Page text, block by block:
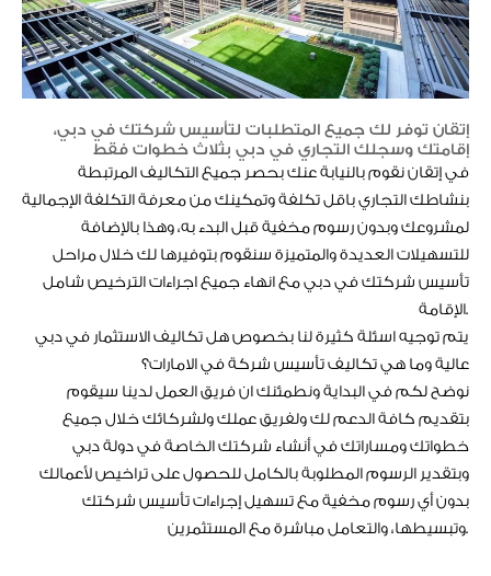
إتقان توفر لك جميع المتطلبات لتأسيس شركتك في دبي،
إقامتك وسجلك التجاري في دبي بثلاث خطوات فقط
في إتقان نقوم بالنيابة عنك بحصر جميع التكاليف المرتبطة
بنشاطك التجاري باقل تكلفة وتمكينك من معرفة التكلفة الإجمالية
لمشروعك وبدون رسوم مخفية قبل البدء به، وهذا بالإضافة
للتسهيلات العديدة والمتميزة سنقوم بتوفيرها لك خلال مراحل
تأسيس شركتك في دبي مع انهاء جميع اجراءات الترخيص شامل
الإقامة.
يتم توجيه اسئلة كثيرة لنا بخصوص هل تكاليف الاستثمار في دبي
عالية وما هي تكاليف تأسيس شركة في الامارات؟
نوضح لكم في البداية ونطمئنك ان فريق العمل لدينا سيقوم
بتقديم كافة الدعم لك ولفريق عملك ولشركائك خلال جميع
خطواتك ومساراتك في أنشاء شركتك الخاصة في دولة دبي
وبتقدير الرسوم المطلوبة بالكامل للحصول على تراخيص لأعمالك
بدون أي رسوم مخفية مع تسهيل إجراءات تأسيس شركتك
وتبسيطها، والتعامل مباشرة مع المستثمرين.